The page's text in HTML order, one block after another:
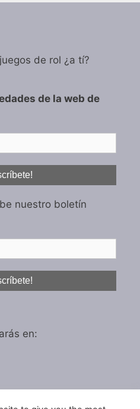
de rol ¿a tí?
de la web de
nuestro boletín
en: